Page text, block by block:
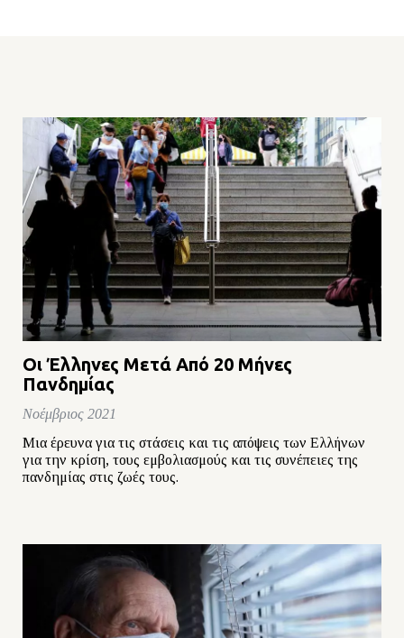
Οι Έλληνες Μετά Από 20 Μήνες
Πανδημίας
Νοέμβριος 2021
Μια έρευνα για τις στάσεις και τις απόψεις των Ελλήνων
για την κρίση, τους εμβολιασμούς και τις συνέπειες της
πανδημίας στις ζωές τους.